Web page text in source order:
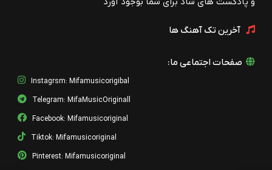
آخرین تک آهنگ ها
صفحات اجتماعی ما:
Instagrsm: Mifamusicorigibal
Telegram: MifaMusicOriginall
Facebook: Mifamusicoriginal
Tiktok: Mifamusicoriginal
Pinterest: Mifamusicoriginal